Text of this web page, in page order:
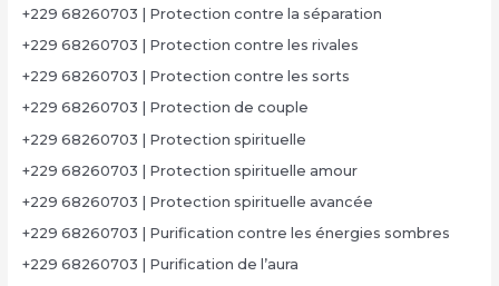
+229 68260703 | Protection contre la séparation
+229 68260703 | Protection contre les rivales
+229 68260703 | Protection contre les sorts
+229 68260703 | Protection de couple
+229 68260703 | Protection spirituelle
+229 68260703 | Protection spirituelle amour
+229 68260703 | Protection spirituelle avancée
+229 68260703 | Purification contre les énergies sombres
+229 68260703 | Purification de l’aura